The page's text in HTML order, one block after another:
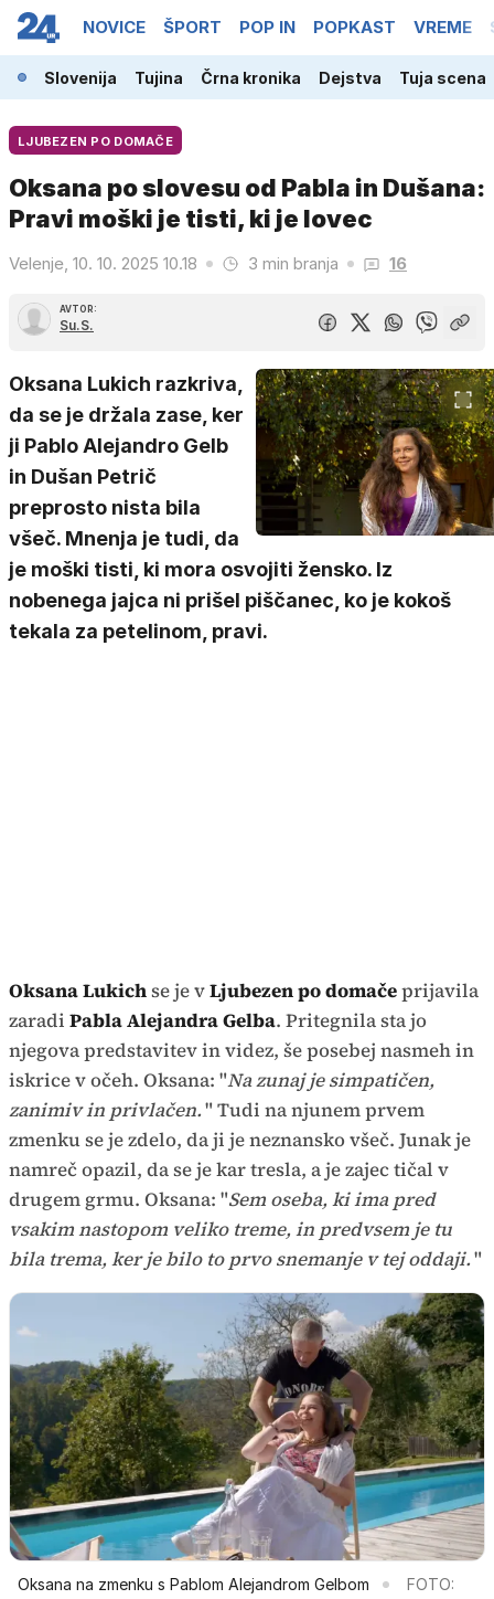
NOVICE ŠPORT POP IN POPKAST VREME
Slovenija Tujina Črna kronika Dejstva Tuja scena
LJUBEZEN PO DOMAČE
Oksana po slovesu od Pabla in Dušana:
Pravi moški je tisti, ki je lovec
Velenje, 10. 10. 2025 10.18 3 min branja 16
AVTOR:
Su.S.
Oksana Lukich razkriva,
da se je držala zase, ker
ji Pablo Alejandro Gelb
in Dušan Petrič
preprosto nista bila
všeč. Mnenja je tudi, da
je moški tisti, ki mora osvojiti žensko. Iz
nobenega jajca ni prišel piščanec, ko je kokoš
tekala za petelinom, pravi.
Oksana Lukichse je vLjubezen po domačeprijavila
zaradi Pabla Alejandra Gelba. Pritegnila sta jo
njegova predstavitev in videz, še posebej nasmeh in
iskrice v očeh. Oksana: "Na zunaj je simpatičen,
zanimiv in privlačen." Tudi na njunem prvem
zmenku se je zdelo, da ji je neznansko všeč. Junak je
namreč opazil, da se je kar tresla, a je zajec tičal v
drugem grmu. Oksana: "Sem oseba, ki ima pred
vsakim nastopom veliko treme, in predvsem je tu
bila trema, ker je bilo to prvo snemanje v tej oddaji."
Oksana na zmenku s Pablom Alejandrom Gelbom
FOTO: